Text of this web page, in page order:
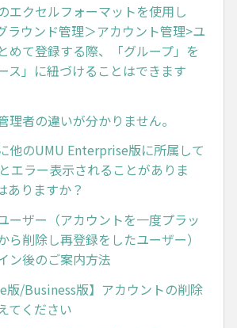
エクセルフォーマットを使用し
ラウンド管理＞アカウント管理>ユ
めて登録する際、「グループ」を
ス」に紐づけることはできます
理者の違いが分かりません。
他のUMU Enterprise版に所属して
エラー表示されることがありま
ありますか？
ーザー（アカウントを一度プラッ
ら削除し再登録をしたユーザー）
ン後のご案内方法
版/Business版】アカウントの削除
てください